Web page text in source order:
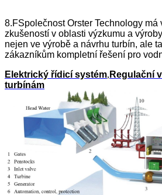
8.FSpolečnost Orster Technology má
zkušeností v oblasti výzkumu a
nejen ve výrobě a návrhu turbín, ale
zákazníkům kompletní řešení pro
Elektrický řídicí systém, Regulační
turbínám